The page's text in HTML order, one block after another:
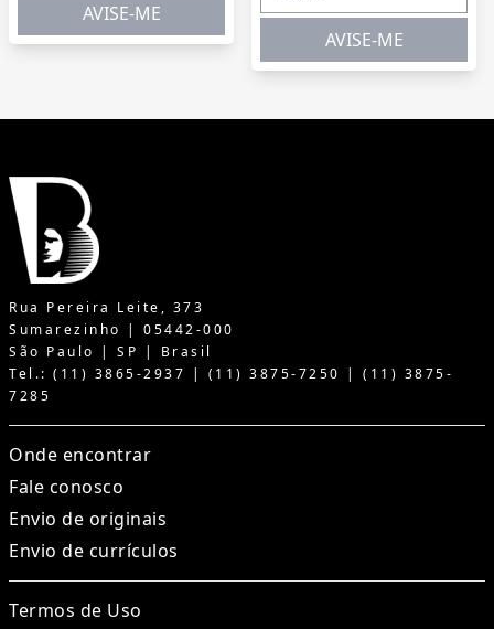
AVISE-ME
AVISE-ME
Rua Pereira Leite, 373
Sumarezinho | 05442-000
São Paulo | SP | Brasil
Tel.: (11) 3865-2937 | (11) 3875-7250 | (11) 3875-
7285
Onde encontrar
Fale conosco
Envio de originais
Envio de currículos
Termos de Uso